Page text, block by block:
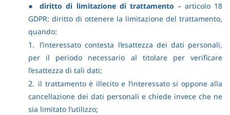
● diritto di limitazione di trattamento – articolo 18
GDPR: diritto di ottenere la limitazione del trattamento,
quando:
1.
l’interessato contesta l’esattezza dei dati personali,
per il periodo necessario al titolare per verificare
l’esattezza di tali dati;
2. il trattamento è illecito e l’interessato si oppone alla
cancellazione dei dati personali e chiede invece che ne
sia limitato l’utilizzo;